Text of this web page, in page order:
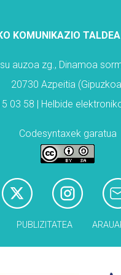
KOMUNIKAZIO
auzoa zg., Dinamoa
20730 Azpeitia
03 58 | Helbide
Codesyntaxek garatua
PUBLIZITATEA